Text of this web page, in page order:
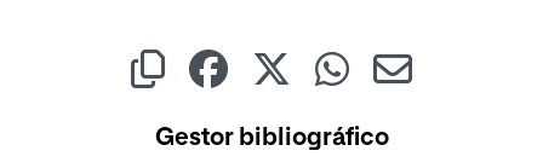
Gestor bibliográfico